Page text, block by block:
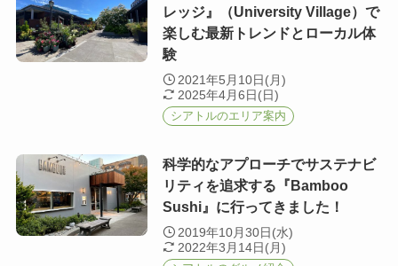
レッジ』（University Village）で
楽しむ最新トレンドとローカル体
験
2021年5月10日(月)
2025年4月6日(日)
シアトルのエリア案内
科学的なアプローチでサステナビ
リティを追求する『Bamboo
Sushi』に行ってきました！
2019年10月30日(水)
2022年3月14日(月)